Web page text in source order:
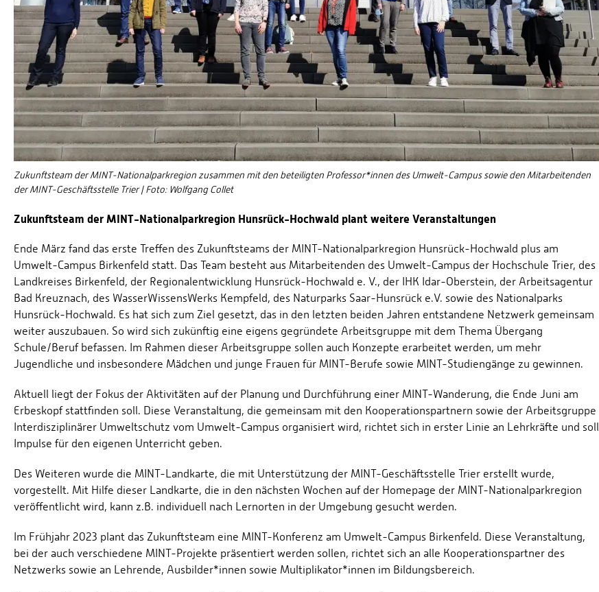
Zukunftsteam der MINT-Nationalparkregion zusammen mit den beteiligten Professor*innen des Umwelt-Campus sowie den Mitarbeitenden
der MINT-Geschäftsstelle Trier | Foto: Wolfgang Collet
Zukunftsteam der MINT-Nationalparkregion Hunsrück-Hochwald plant weitere Veranstaltungen
Ende März fand das erste Treffen des Zukunftsteams der MINT-Nationalparkregion Hunsrück-Hochwald plus am
Umwelt-Campus Birkenfeld statt. Das Team besteht aus Mitarbeitenden des Umwelt-Campus der Hochschule Trier, des
Landkreises Birkenfeld, der Regionalentwicklung Hunsrück-Hochwald e. V., der IHK Idar-Oberstein, der Arbeitsagentur
Bad Kreuznach, des WasserWissensWerks Kempfeld, des Naturparks Saar-Hunsrück e.V. sowie des Nationalparks
Hunsrück-Hochwald. Es hat sich zum Ziel gesetzt, das in den letzten beiden Jahren entstandene Netzwerk gemeinsam
weiter auszubauen. So wird sich zukünftig eine eigens gegründete Arbeitsgruppe mit dem Thema Übergang
Schule/Beruf befassen. Im Rahmen dieser Arbeitsgruppe sollen auch Konzepte erarbeitet werden, um mehr
Jugendliche und insbesondere Mädchen und junge Frauen für MINT-Berufe sowie MINT-Studiengänge zu gewinnen.
Aktuell liegt der Fokus der Aktivitäten auf der Planung und Durchführung einer MINT-Wanderung, die Ende Juni am
Erbeskopf stattfinden soll. Diese Veranstaltung, die gemeinsam mit den Kooperationspartnern sowie der Arbeitsgruppe
Interdisziplinärer Umweltschutz vom Umwelt-Campus organisiert wird, richtet sich in erster Linie an Lehrkräfte und soll
Impulse für den eigenen Unterricht geben.
Des Weiteren wurde die MINT-Landkarte, die mit Unterstützung der MINT-Geschäftsstelle Trier erstellt wurde,
vorgestellt. Mit Hilfe dieser Landkarte, die in den nächsten Wochen auf der Homepage der MINT-Nationalparkregion
veröffentlicht wird, kann z.B. individuell nach Lernorten in der Umgebung gesucht werden.
Im Frühjahr 2023 plant das Zukunftsteam eine MINT-Konferenz am Umwelt-Campus Birkenfeld. Diese Veranstaltung,
bei der auch verschiedene MINT-Projekte präsentiert werden sollen, richtet sich an alle Kooperationspartner des
Netzwerks sowie an Lehrende, Ausbilder*innen sowie Multiplikator*innen im Bildungsbereich.